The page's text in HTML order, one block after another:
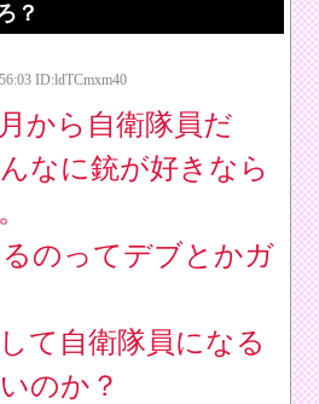
？
ID:ldTCmxm40
から自衛隊員だ
なに銃が好きなら
のってデブとかガ
て自衛隊員になる
のか？